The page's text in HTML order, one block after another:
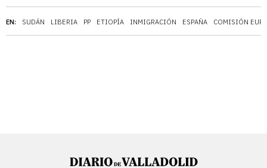
EN: SUDÁN LIBERIA PP ETIOPÍA INMIGRACIÓN ESPAÑA COMISIÓN